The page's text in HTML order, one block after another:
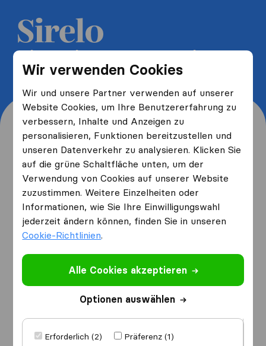
Wir verwenden Cookies
Wir und unsere Partner verwenden auf unserer
Website Cookies, um Ihre Benutzererfahrung zu
verbessern, Inhalte und Anzeigen zu
personalisieren, Funktionen bereitzustellen und
unseren Datenverkehr zu analysieren. Klicken Sie
auf die grüne Schaltfläche unten, um der
Verwendung von Cookies auf unserer Website
zuzustimmen. Weitere Einzelheiten oder
Informationen, wie Sie Ihre Einwilligungswahl
jederzeit ändern können, finden Sie in unseren
Cookie-Richtlinien.
Alle Cookies akzeptieren
Optionen auswählen
Erforderlich (2)
Präferenz (1)
5 kostenlose Umzugsangebote
erhalten und bis zu 40% sparen
Wo wohnen Sie jetzt und
wo ziehen Sie hin?
Ich ziehevon
Ich ziehenach